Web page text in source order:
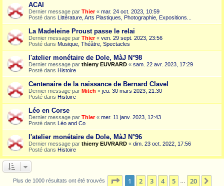
ACAI
Dernier message par Thier« mar. 24 oct. 2023, 10:59
Posté dans Littérature, Arts Plastiques, Photographie, Expositions...
La Madeleine Proust passe le relai
Dernier message par Thier« ven. 29 sept. 2023, 23:56
Posté dans Musique, Théâtre, Spectacles
l'atelier monétaire de Dole, MàJ N°98
Dernier message par thierry EUVRARD « sam. 22 avr. 2023, 17:29
Posté dans Histoire
Centenaire de la naissance de Bernard Clavel
Dernier message par Mitch « jeu. 30 mars 2023, 21:30
Posté dans Histoire
Léo en Corse
Dernier message par Thier« mer. 11 janv. 2023, 12:43
Posté dans Léo and Co
l'atelier monétaire de Dole, MàJ N°96
Dernier message par thierry EUVRARD « dim. 23 oct. 2022, 17:56
Posté dans Histoire
Plus de 1000 résultats ont été trouvés Page 1sur20
1 2 3 4 5 20